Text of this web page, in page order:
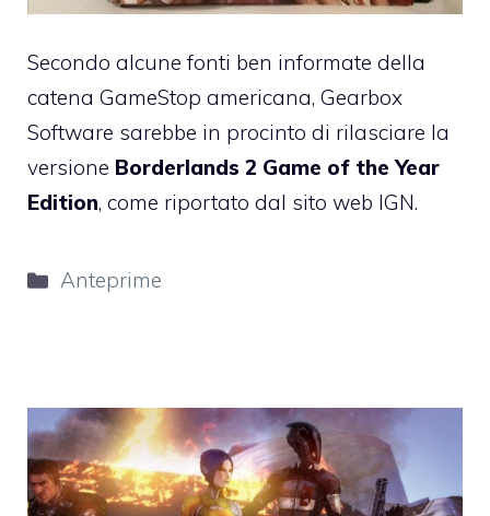
Secondo alcune fonti ben informate della
catena GameStop americana, Gearbox
Software sarebbe in procinto di rilasciare la
versione Borderlands 2 Game of the Year
Edition, come riportato dal sito web IGN.
Categorie
Anteprime